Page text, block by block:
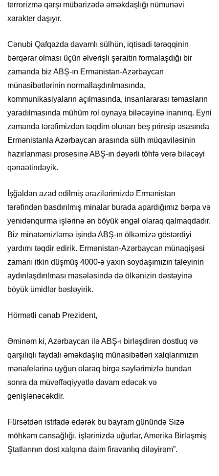
terrorizmə qarşı mübarizədə əməkdaşlığı nümunəvi
xarakter daşıyır.
Cənubi Qafqazda davamlı sülhün, iqtisadi tərəqqinin
bərqərar olması üçün əlverişli şəraitin formalaşdığı bir
zamanda biz ABŞ-ın Ermənistan-Azərbaycan
münasibətlərinin normallaşdırılmasında,
kommunikasiyaların açılmasında, insanlararası təmasların
yaradılmasında mühüm rol oynaya biləcəyinə inanırıq. Eyni
zamanda tərəfimizdən təqdim olunan beş prinsip əsasında
Ermənistanla Azərbaycan arasında sülh müqaviləsinin
hazırlanması prosesinə ABŞ-ın dəyərli töhfə verə biləcəyi
qənaətindəyik.
İşğaldan azad edilmiş ərazilərimizdə Ermənistan
tərəfindən basdırılmış minalar burada apardığımız bərpa və
yenidənqurma işlərinə ən böyük əngəl olaraq qalmaqdadır.
Biz minatəmizləmə işində ABŞ-ın ölkəmizə göstərdiyi
yardımı təqdir edirik. Ermənistan-Azərbaycan münaqişəsi
zamanı itkin düşmüş 4000-ə yaxın soydaşımızın taleyinin
aydınlaşdırılması məsələsində də ölkənizin dəstəyinə
böyük ümidlər bəsləyirik.
Hörmətli cənab Prezident,
Əminəm ki, Azərbaycan ilə ABŞ-ı birləşdirən dostluq və
qarşılıqlı faydalı əməkdaşlıq münasibətləri xalqlarımızın
mənafelərinə uyğun olaraq birgə səylərimizlə bundan
sonra da müvəffəqiyyətlə davam edəcək və
genişlənəcəkdir.
Fürsətdən istifadə edərək bu bayram günündə Sizə
möhkəm cansağlığı, işlərinizdə uğurlar, Amerika Birləşmiş
Ştatlarının dost xalqına daim firavanlıq diləyirəm”.